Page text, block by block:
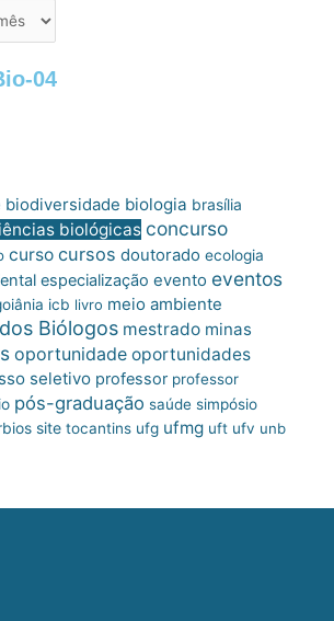
04
biodiversidade biologia brasília
biológicas concurso
curso cursos doutorado ecologia
especialização evento eventos
icb livro meio ambiente
Biólogos mestrado minas
oportunidade oportunidades
seletivo professor professor
pós-graduação saúde simpósio
site tocantins ufg ufmg uft ufv unb